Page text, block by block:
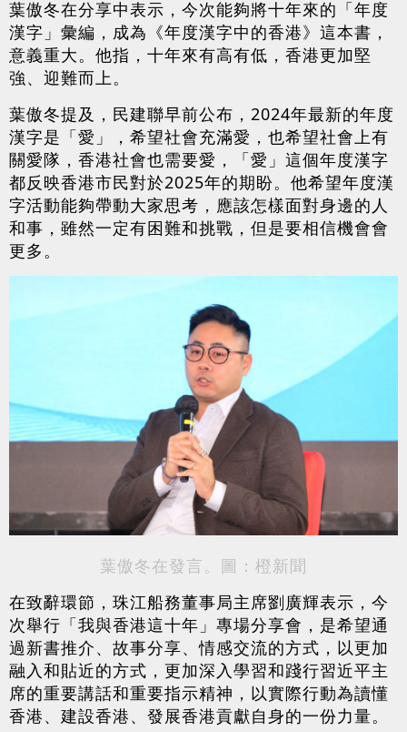
葉傲冬在分享中表示，今次能夠將十年來的 「年度
漢字 」 彙編，成為《年度漢字中的香港》這本書，
意義重大。他指，十年來有高有低，香港更加堅
強、迎難而上。
葉傲冬提及，民建聯早前公布，2024年最新的年度
漢字是「愛」，希望社會充滿愛，也希望社會上有
關愛隊，香港社會也需要愛，「愛」這個年度漢字
都反映香港市民對於2025年的期盼。他希望年度漢
字活動能夠帶動大家思考，應該怎樣面對身邊的人
和事，雖然一定有困難和挑戰，但是要相信機會會
更多。
葉傲冬在發言。圖：橙新聞
在致辭環節，珠江船務董事局主席劉廣輝表示，今
次舉行「我與香港這十年」專場分享會，是希望通
過新書推介、故事分享、情感交流的方式，以更加
融入和貼近的方式，更加深入學習和踐行習近平主
席的重要講話和重要指示精神，以實際行動為讀懂
香港、建設香港、發展香港貢獻自身的一份力量。